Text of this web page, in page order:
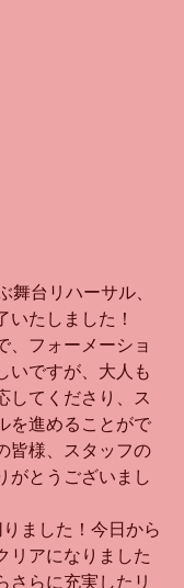
舞台リハーサル、
たしました！
、フォーメーショ
いですが、大人も
してくださり、ス
を進めることがで
皆様、スタッフの
がとうございまし
ました！今日から
リアになりました
さらに充実したリ